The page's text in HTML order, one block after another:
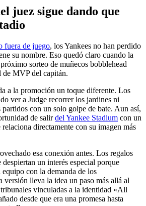
juez sigue dando que
fuera de juego, los Yankees no han perdido
su nombre. Eso quedó claro cuando la
sorteo de muñecos bobblehead
MVP del capitán.
a la promoción un toque diferente. Los
ver a Judge recorrer los jardines ni
con un solo golpe de bate. Aun así,
de salirdel Yankee Stadium con un
directamente con su imagen más
esa conexión antes. Los regalos
un interés especial porque
con la demanda de los
versión lleva la idea un paso más allá al
vinculadas a la identidad «All
desde que era una promesa hasta